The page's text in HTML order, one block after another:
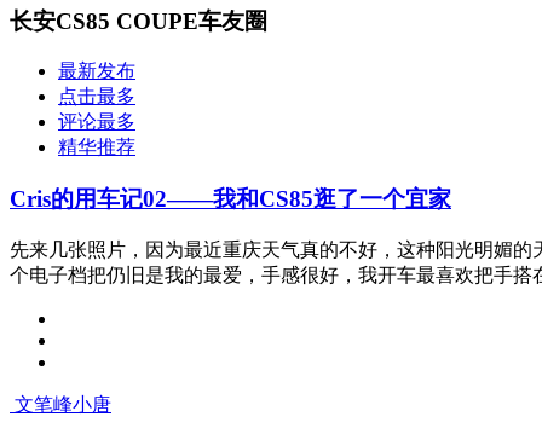
长安CS85 COUPE车友圈
最新发布
点击最多
评论最多
精华推荐
Cris的用车记02——我和CS85逛了一个宜家
先来几张照片，因为最近重庆天气真的不好，这种阳光明媚
个电子档把仍旧是我的最爱，手感很好，我开车最喜欢把手搭